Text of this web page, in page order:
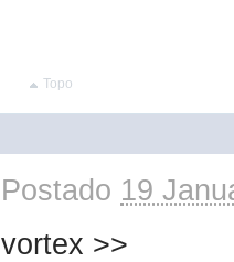
Topo
Postado 19
vortex >>